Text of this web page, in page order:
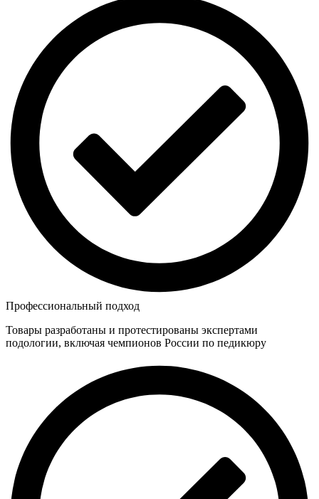
Профессиональный подход
Товары разработаны и протестированы экспертами
подологии, включая чемпионов России по педикюру